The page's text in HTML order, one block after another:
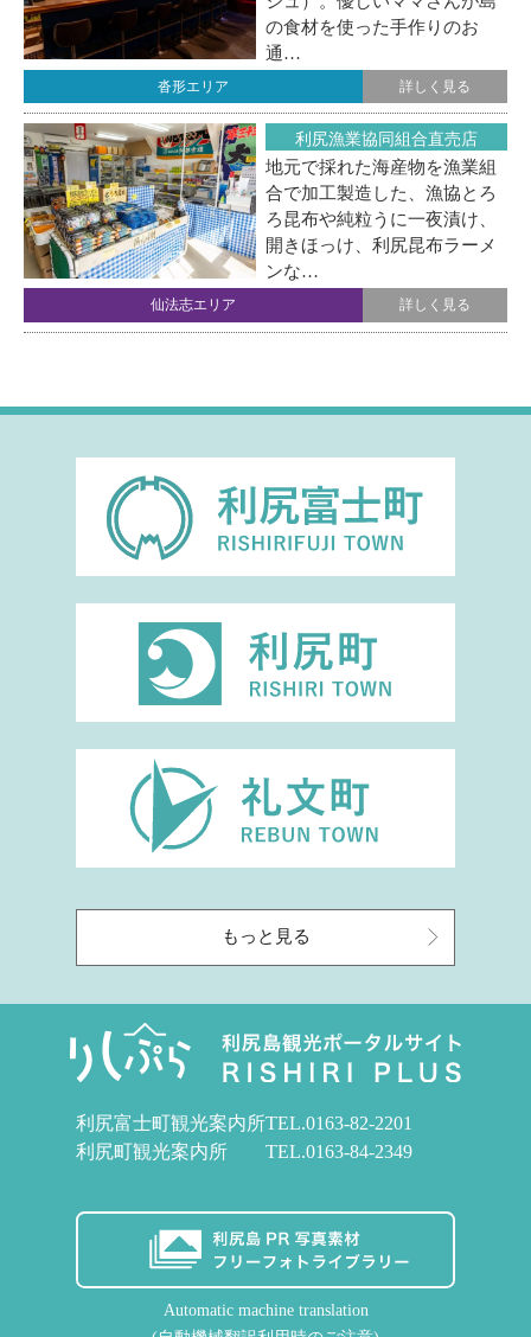
の食材を使った手作りのお
通…
沓形エリア 詳しく見る
利尻漁業協同組合直売店
地元で採れた海産物を漁業組
合で加工製造した、漁協とろ
ろ昆布や純粒うに一夜漬け、
開きほっけ、利尻昆布ラーメ
ンな…
仙法志エリア 詳しく見る
もっと見る
利尻富士町観光案内所TEL.0163-82-2201
利尻町観光案内所
TEL.0163-84-2349
Automatic machine translation